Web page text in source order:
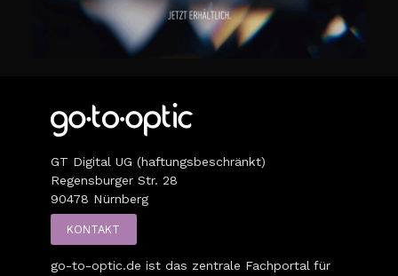
GT Digital UG (haftungsbeschränkt)
Regensburger Str. 28
90478 Nürnberg
KONTAKT
go-to-optic.de ist das zentrale Fachportal für